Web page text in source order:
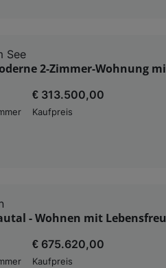
See
2-Zimmer-Wohnung
€ 313.500,00
Kaufpreis
- Wohnen mit
€ 675.620,00
Kaufpreis